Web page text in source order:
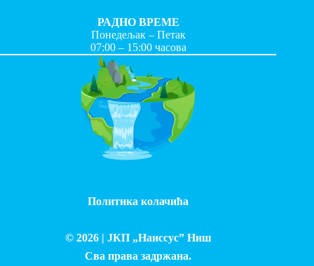
РАДНО ВРЕМЕ
Понедељак – Петак
07:00 – 15:00 часова
Политика колачића
© 2026 | ЈКП „Наиссус” Ниш
Сва права задржана.